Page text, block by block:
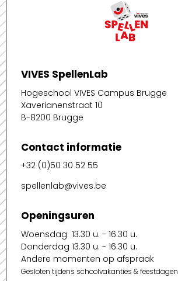
VIVES SpellenLab
Hogeschool VIVES Campus Brugge
Xaverianenstraat 10
B-8200 Brugge
Contact informatie
+32 (0)50 30 52 55
spellenlab@vives.be
Openingsuren
Woensdag 13.30 u. - 16.30 u.
Donderdag 13.30 u. - 16.30 u.
Andere momenten op afspraak
Gesloten tijdens schoolvakanties & feestdagen